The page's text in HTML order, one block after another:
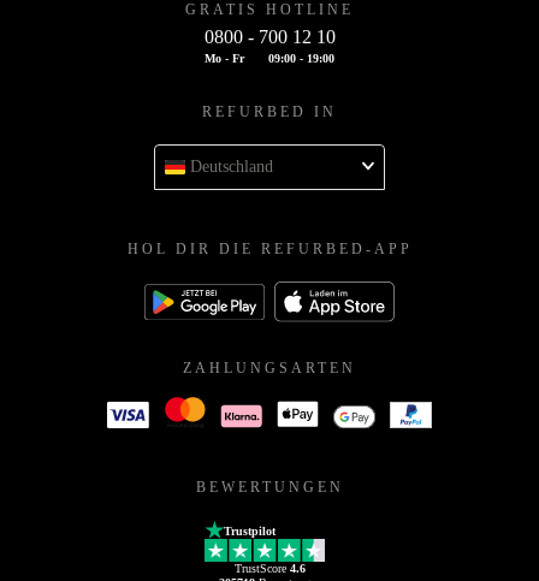
GRATIS HOTLINE
0800 - 700 12 10
Mo - Fr 09:00 - 19:00
REFURBED IN
Deutschland
HOL DIR DIE REFURBED-APP
ZAHLUNGSARTEN
BEWERTUNGEN
Trustpilot
TrustScore 4.6